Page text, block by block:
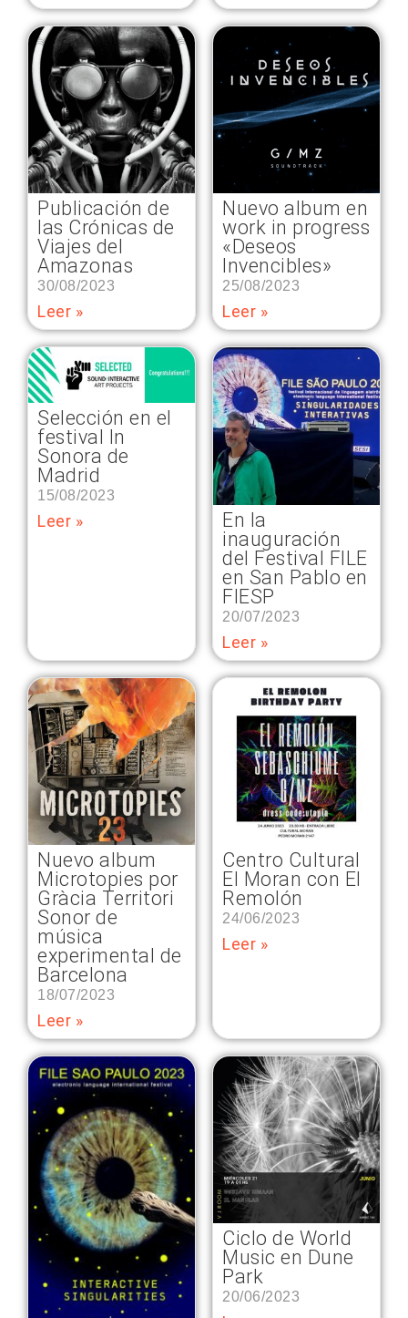
Publicación de
las Crónicas de
Viajes del
Amazonas
30/08/2023
Leer »
Nuevo album en
work in progress
«Deseos
Invencibles»
25/08/2023
Leer »
Selección en el
festival In
Sonora de
Madrid
15/08/2023
Leer »
En la
inauguración
del Festival FILE
en San Pablo en
FIESP
20/07/2023
Leer »
Nuevo album
Microtopies por
Gràcia Territori
Sonor de
música
experimental de
Barcelona
18/07/2023
Leer »
Centro Cultural
El Moran con El
Remolón
24/06/2023
Leer »
Ciclo de World
Music en Dune
Park
20/06/2023